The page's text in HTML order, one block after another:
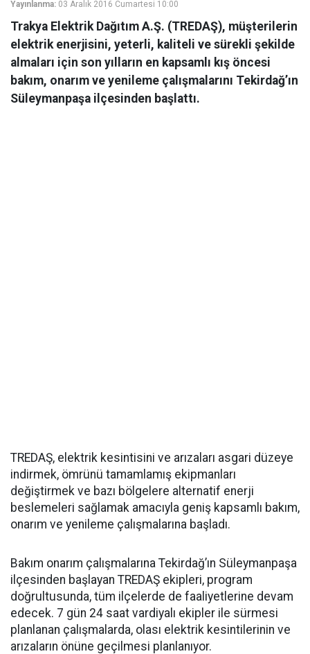
Yayınlanma: 03 Aralık 2016 Cumartesi 10:00
Trakya Elektrik Dağıtım A.Ş. (TREDAŞ), müşterilerin
elektrik enerjisini, yeterli, kaliteli ve sürekli şekilde
almaları için son yılların en kapsamlı kış öncesi
bakım, onarım ve yenileme çalışmalarını Tekirdağ’ın
Süleymanpaşa ilçesinden başlattı.
TREDAŞ, elektrik kesintisini ve arızaları asgari düzeye
indirmek, ömrünü tamamlamış ekipmanları
değiştirmek ve bazı bölgelere alternatif enerji
beslemeleri sağlamak amacıyla geniş kapsamlı bakım,
onarım ve yenileme çalışmalarına başladı.
Bakım onarım çalışmalarına Tekirdağ’ın Süleymanpaşa
ilçesinden başlayan TREDAŞ ekipleri, program
doğrultusunda, tüm ilçelerde de faaliyetlerine devam
edecek. 7 gün 24 saat vardiyalı ekipler ile sürmesi
planlanan çalışmalarda, olası elektrik kesintilerinin ve
arızaların önüne geçilmesi planlanıyor.